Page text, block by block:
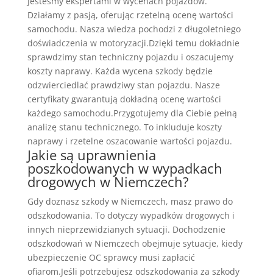
Działamy z pasją, oferując rzetelną ocenę wartości
samochodu. Nasza wiedza pochodzi z długoletniego
doświadczenia w motoryzacji.Dzięki temu dokładnie
sprawdzimy stan techniczny pojazdu i oszacujemy
koszty naprawy. Każda wycena szkody będzie
odzwierciedlać prawdziwy stan pojazdu. Nasze
certyfikaty gwarantują dokładną ocenę wartości
każdego samochodu.Przygotujemy dla Ciebie pełną
analizę stanu technicznego. To inkluduje koszty
naprawy i rzetelne oszacowanie wartości pojazdu.
Jakie są uprawnienia
poszkodowanych w wypadkach
drogowych w Niemczech?
Gdy doznasz szkody w Niemczech, masz prawo do
odszkodowania. To dotyczy wypadków drogowych i
innych nieprzewidzianych sytuacji. Dochodzenie
odszkodowań w Niemczech obejmuje sytuacje, kiedy
ubezpieczenie OC sprawcy musi zapłacić
ofiarom.Jeśli potrzebujesz odszkodowania za szkody